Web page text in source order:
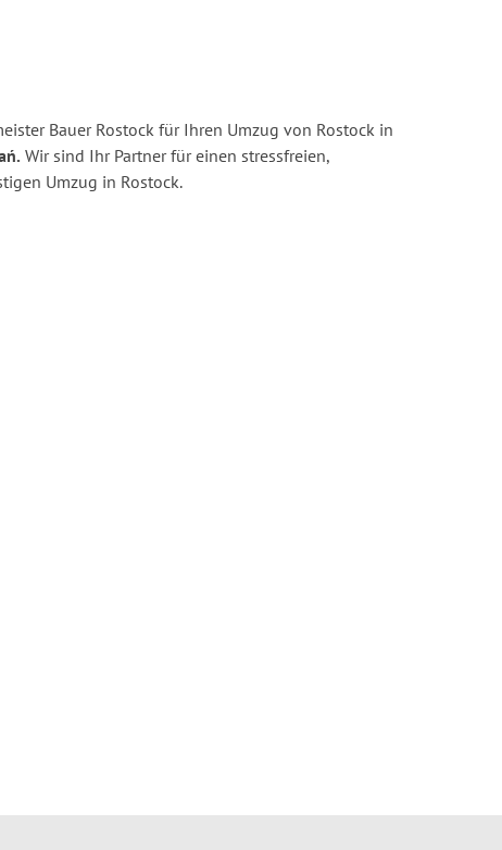
Bauer Rostock für Ihren Umzug von Rostock in
Wir sind Ihr Partner für einen stressfreien,
Umzug in Rostock.